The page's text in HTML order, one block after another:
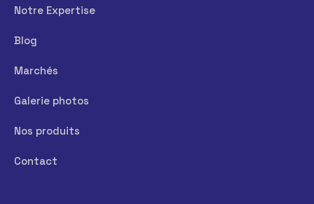
Notre Expertise
Blog
Marchés
Galerie photos
Nos produits
Contact